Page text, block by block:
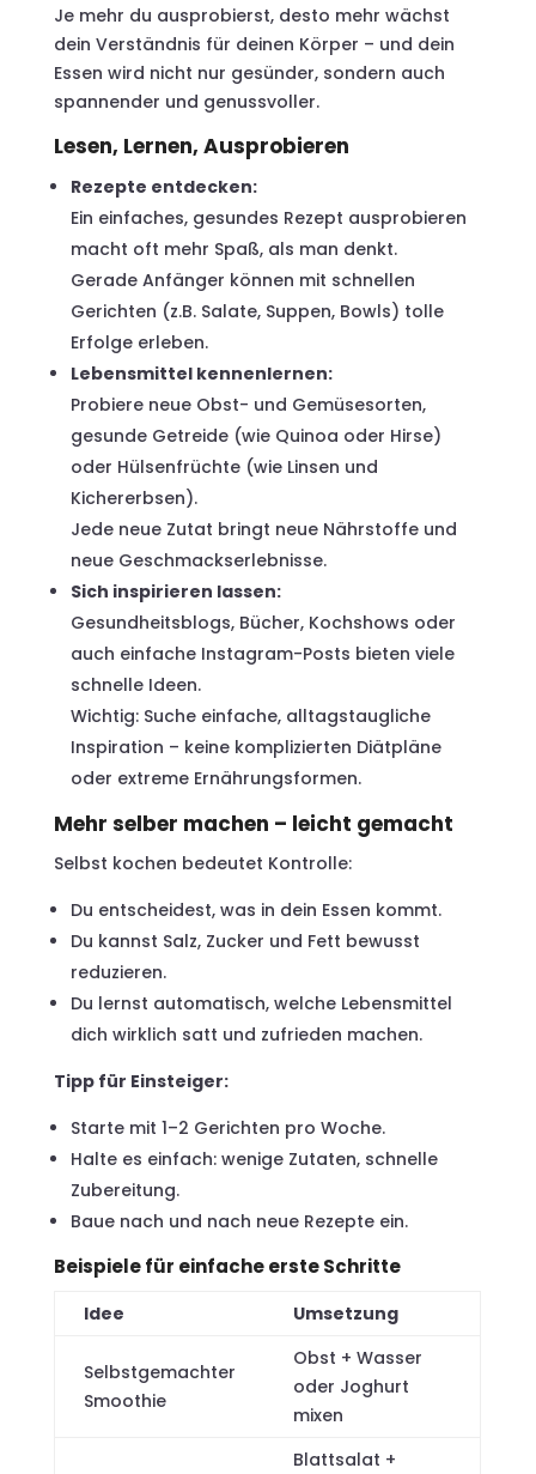
Je mehr du ausprobierst, desto mehr wächst
dein Verständnis für deinen Körper – und dein
Essen wird nicht nur gesünder, sondern auch
spannender und genussvoller.
Lesen, Lernen, Ausprobieren
Rezepte entdecken:
Ein einfaches, gesundes Rezept ausprobieren
macht oft mehr Spaß, als man denkt.
Gerade Anfänger können mit schnellen
Gerichten (z.B. Salate, Suppen, Bowls) tolle
Erfolge erleben.
Lebensmittel kennenlernen:
Probiere neue Obst- und Gemüsesorten,
gesunde Getreide (wie Quinoa oder Hirse)
oder Hülsenfrüchte (wie Linsen und
Kichererbsen).
Jede neue Zutat bringt neue Nährstoffe und
neue Geschmackserlebnisse.
Sich inspirieren lassen:
Gesundheitsblogs, Bücher, Kochshows oder
auch einfache Instagram-Posts bieten viele
schnelle Ideen.
Wichtig: Suche einfache, alltagstaugliche
Inspiration – keine komplizierten Diätpläne
oder extreme Ernährungsformen.
Mehr selber machen – leicht gemacht
Selbst kochen bedeutet Kontrolle:
Du entscheidest, was in dein Essen kommt.
Du kannst Salz, Zucker und Fett bewusst
reduzieren.
Du lernst automatisch, welche Lebensmittel
dich wirklich satt und zufrieden machen.
Tipp für Einsteiger:
Starte mit 1–2 Gerichten pro Woche.
Halte es einfach: wenige Zutaten, schnelle
Zubereitung.
Baue nach und nach neue Rezepte ein.
Beispiele für einfache erste Schritte
Idee Umsetzung
Selbstgemachter
Smoothie
Obst + Wasser
oder Joghurt
mixen
Blattsalat +